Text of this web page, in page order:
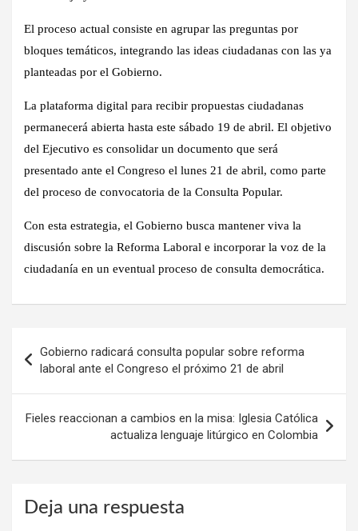
El proceso actual consiste en agrupar las preguntas por
bloques temáticos, integrando las ideas ciudadanas con las ya
planteadas por el Gobierno.
La plataforma digital para recibir propuestas ciudadanas
permanecerá abierta hasta este sábado 19 de abril. El objetivo
del Ejecutivo es consolidar un documento que será
presentado ante el Congreso el lunes 21 de abril, como parte
del proceso de convocatoria de la Consulta Popular.
Con esta estrategia, el Gobierno busca mantener viva la
discusión sobre la Reforma Laboral e incorporar la voz de la
ciudadanía en un eventual proceso de consulta democrática.
de
entradas
Gobierno radicará consulta popular sobre reforma
laboral ante el Congreso el próximo 21 de abril
Fieles reaccionan a cambios en la misa: Iglesia Católica
actualiza lenguaje litúrgico en Colombia
Deja una respuesta